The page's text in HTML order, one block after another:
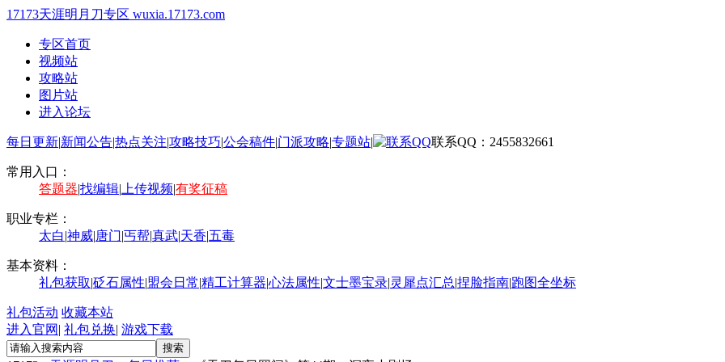
17173天涯明月刀专区 wuxia.17173.com
专区首页
视频站
攻略站
图片站
进入论坛
每日更新|新闻公告|热点关注|攻略技巧|公会稿件|门派攻略|专题站| 联系QQ：2455832661
常用入口：
答题器|找编辑| 上传视频|有奖征稿
职业专栏：
太白|神威|唐门|丐帮|真武|天香|五毒
基本资料：
礼包获取|砭石属性|盟会日常|精工计算器|心法属性|文士墨宝录|灵犀点汇总|捏脸指南|跑图全坐标
礼包活动 收藏本站
进入官网 | 礼包兑换| 游戏下载